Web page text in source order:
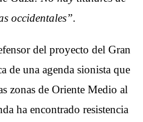
occidentales”.
del proyecto del Gran
de una agenda sionista que
zonas de Oriente Medio al
ha encontrado resistencia